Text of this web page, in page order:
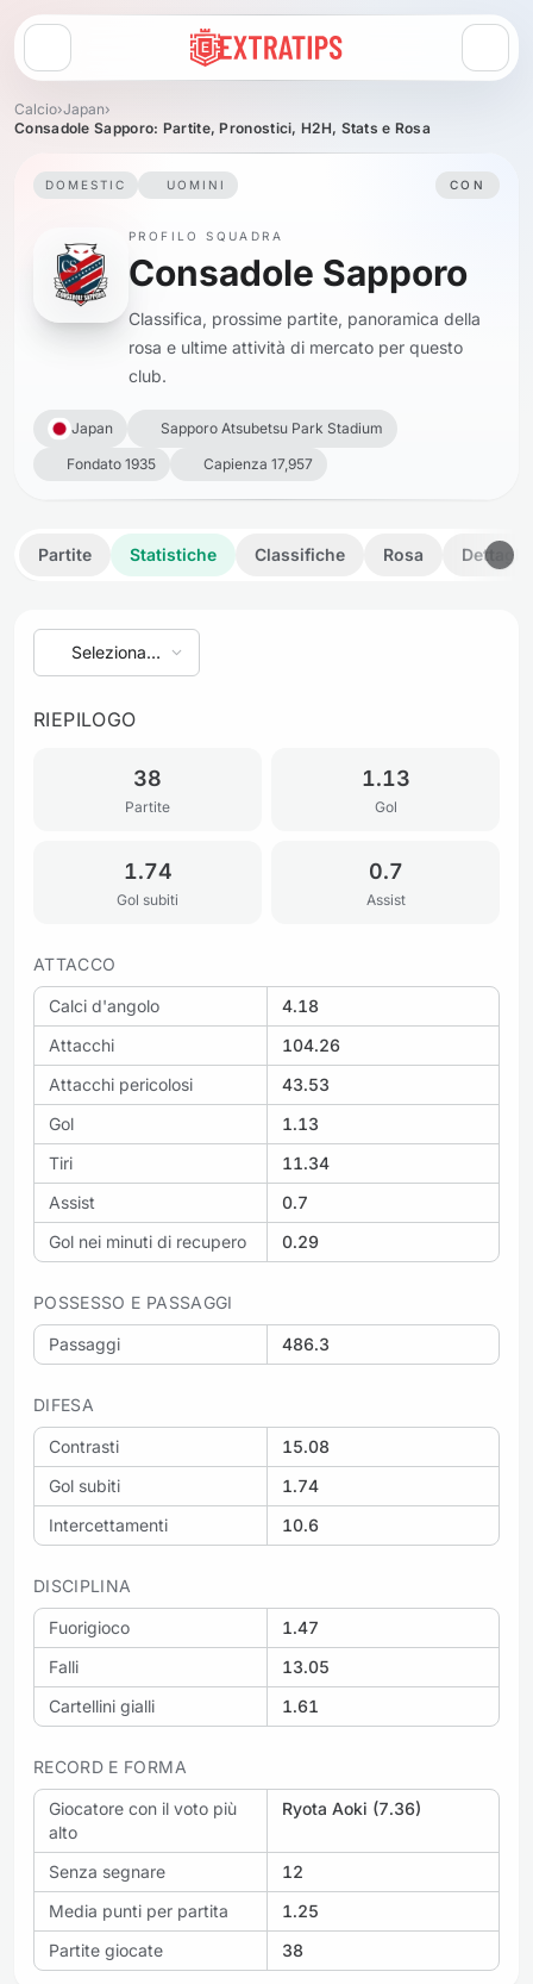
Apri menu
Calcio›Japan›
Consadole Sapporo: Partite, Pronostici, H2H, Stats e Rosa
DOMESTIC UOMINI CON
PROFILO SQUADRA
Consadole Sapporo
Classifica, prossime partite, panoramica della
rosa e ultime attività di mercato per questo
club.
Japan
Sapporo Atsubetsu Park Stadium
Fondato 1935
Capienza 17,957
Partite Statistiche Classifiche Rosa Dettagli
Seleziona
stagione
RIEPILOGO
38
Partite
1.13
Gol
1.74
Gol subiti
0.7
Assist
ATTACCO
Calci d'angolo
4.18
Attacchi
104.26
Attacchi pericolosi
43.53
Gol
1.13
Tiri
11.34
Assist
0.7
Gol nei minuti di recupero
0.29
POSSESSO E PASSAGGI
Passaggi 486.3
DIFESA
Contrasti
15.08
Gol subiti
1.74
Intercettamenti
10.6
DISCIPLINA
Fuorigioco
1.47
Falli
13.05
Cartellini gialli
1.61
RECORD E FORMA
Giocatore con il voto più
alto
Ryota Aoki (7.36)
Senza segnare
12
Media punti per partita
1.25
Partite giocate
38